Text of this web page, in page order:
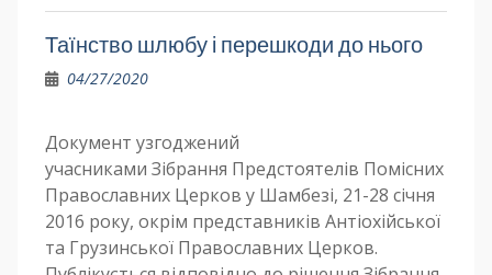
Таїнство шлюбу і перешкоди до нього
04/27/2020
Документ узгоджений
учасниками Зібрання Предстоятелів Помісних
Православних Церков у Шамбезі, 21-28 січня
2016 року, окрім представників Антіохійської
та Грузинської Православних Церков.